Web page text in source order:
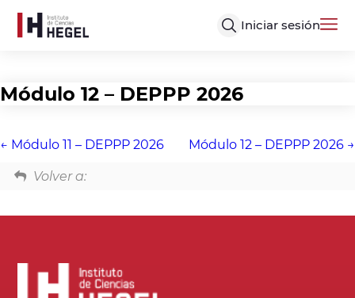
Iniciar sesión
Módulo 12 – DEPPP 2026
Módulo 11 – DEPPP 2026 Módulo 12 – DEPPP 2026
Volver a: